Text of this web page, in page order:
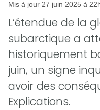
Mis à jour 27 juin 2025 à
L’étendue de la
subarctique a
historiquement
juin, un signe
avoir des
Explications.